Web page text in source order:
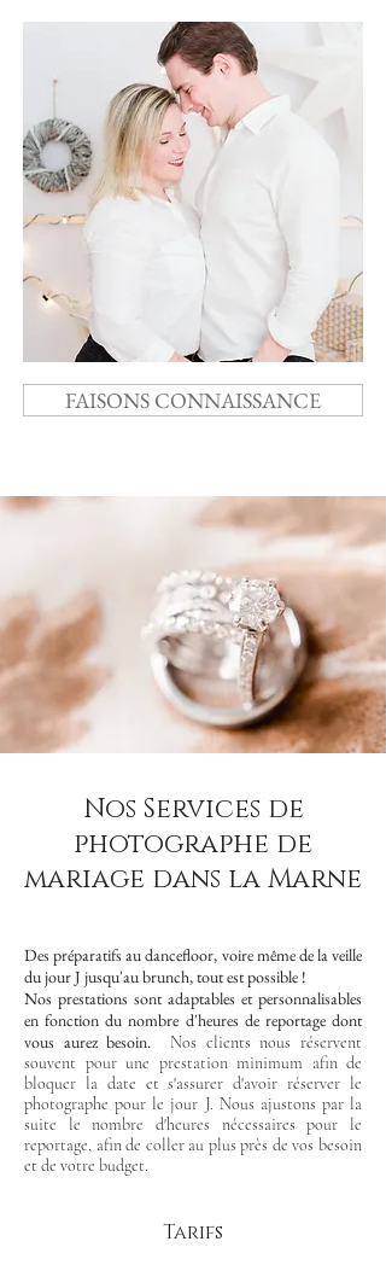
FAISONS CONNAISSANCE
Nos Services de
photographe de
mariage dans la Marne
Des préparatifs au dancefloor, voire même de la veille
du jour J jusqu'au brunch, tout est possible !
Nos prestations sont adaptables et personnalisables
en fonction du nombre d'heures de reportage dont
vous aurez besoin.
Nos clients nous réservent
souvent pour une prestation minimum afin de
bloquer la date et s'assurer d'avoir réserver le
photographe pour le jour J. Nous ajustons par la
suite le nombre d'heures nécessaires pour le
reportage, afin de coller au plus près de vos besoin
et de votre budget.
Tarifs